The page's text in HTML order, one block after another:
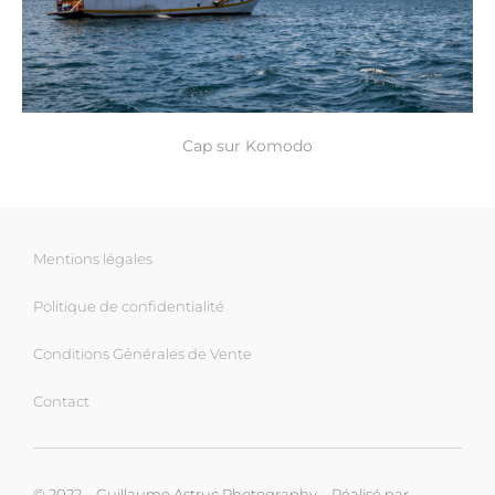
Cap sur Komodo
Mentions légales
Politique de confidentialité
Conditions Générales de Vente
Contact